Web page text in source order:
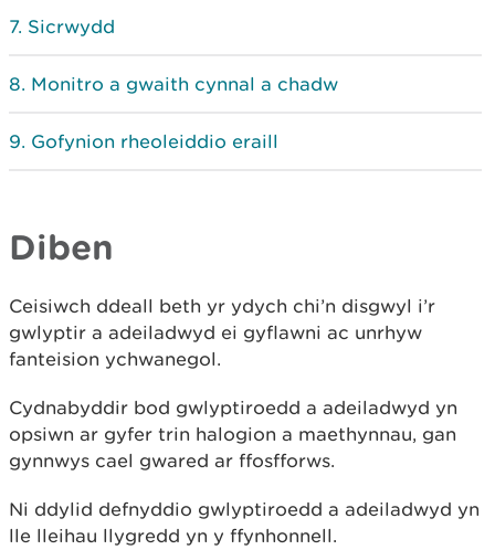
Sicrwydd
Monitro a gwaith cynnal a chadw
Gofynion rheoleiddio eraill
Diben
Ceisiwch ddeall beth yr ydych chi’n disgwyl i’r
gwlyptir a adeiladwyd ei gyflawni ac unrhyw
fanteision ychwanegol.
Cydnabyddir bod gwlyptiroedd a adeiladwyd yn
opsiwn ar gyfer trin halogion a maethynnau, gan
gynnwys cael gwared ar ffosfforws.
Ni ddylid defnyddio gwlyptiroedd a adeiladwyd yn
lle lleihau llygredd yn y ffynhonnell.